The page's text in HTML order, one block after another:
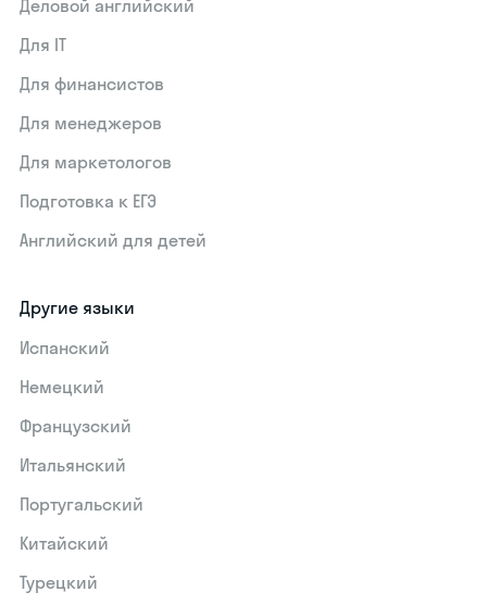
Деловой английский
Для IT
Для финансистов
Для менеджеров
Для маркетологов
Подготовка к ЕГЭ
Английский для детей
Другие языки
Испанский
Немецкий
Французский
Итальянский
Португальский
Китайский
Турецкий